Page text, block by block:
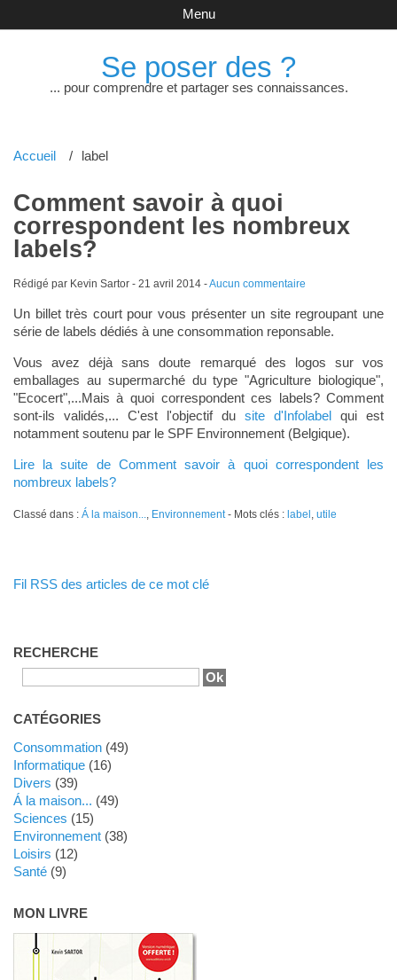
Se poser des ?
... pour comprendre et partager ses connaissances.
Menu
Accueil label
Comment savoir à quoi
correspondent les nombreux
labels?
Rédigé par Kevin Sartor - 21 avril 2014-Aucun commentaire
Un billet très court pour vous présenter un site regroupant une
série de labels dédiés à une consommation reponsable.
Vous avez déjà sans doute remarqué des logos sur vos
emballages au supermarché du type "Agriculture biologique",
"Ecocert",...Mais à quoi correspondent ces labels? Comment
sont-ils validés,... C'est l'objectif dusite d'Infolabel qui est
notamment soutenu par le SPF Environnement (Belgique).
Lire la suite de Comment savoir à quoi correspondent les
nombreux labels?
Classé dans : Á la maison... Environnement- Mots clés : label utile
Fil RSS des articles de ce mot clé
RECHERCHE
CATÉGORIES
Consommation(49)
Informatique(16)
Divers (39)
Á la maison... (49)
Sciences (15)
Environnement(38)
Loisirs (12)
Santé(9)
MON LIVRE